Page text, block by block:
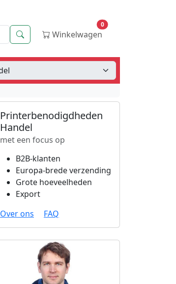
Zoeken Winkelwagen
0
Printerbenodigdheden
Handel
met een focus op
B2B-klanten
Europa-brede verzending
Grote hoeveelheden
Export
Over ons
FAQ